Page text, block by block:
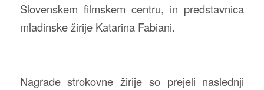
Slovenskem filmskem centru, in predstavnica
mladinske žirije Katarina Fabiani.
Nagrade strokovne žirije so prejeli naslednji